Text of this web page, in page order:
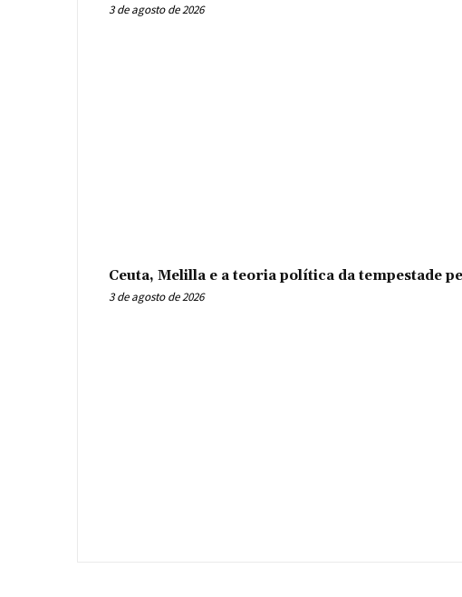
3 de agosto de 2026
Ceuta, Melilla e a teoria política da tempestade
3 de agosto de 2026